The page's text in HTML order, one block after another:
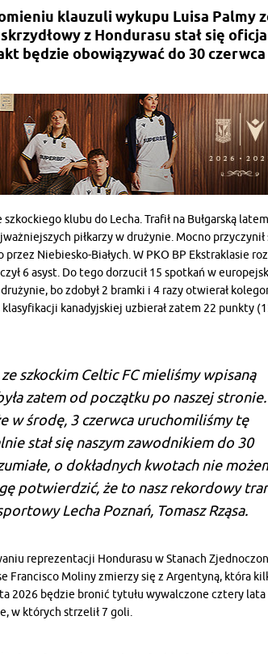
klauzuli wykupu Luisa Palmy
z Hondurasu stał się
będzie obowiązywać do 30 czerwca
klubu do Lecha. Trafił na Bułgarską latem
piłkarzy w drużynie. Mocno przyczynił
Niebiesko-Białych. W PKO BP Ekstraklasie
6 asyst. Do tego dorzucił 15 spotkań w
bo zdobył 2 bramki i 4 razy otwierał
kanadyjskiej uzbierał zatem 22 punkty
szkockim Celtic FC mieliśmy wpisaną
zatem od początku po naszej
w środę, 3 czerwca uruchomiliśmy tę
stał się naszym zawodnikiem do 30
o dokładnych kwotach nie
potwierdzić, że to nasz rekordowy
Lecha Poznań, Tomasz Rząsa.
reprezentacji Hondurasu w Stanach
Francisco Moliny zmierzy się z Argentyną, która
2026 będzie bronić tytułu wywalczone cztery
w których strzelił 7 goli.